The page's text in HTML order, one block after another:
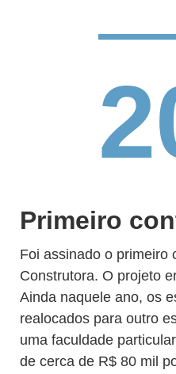
Primeiro
Foi assinado o primeiro
Construtora. O projeto
Ainda naquele ano, os
realocados para outro
uma faculdade
de cerca de R$ 80 mil